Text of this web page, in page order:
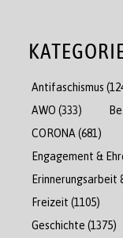
Antifaschismus
AWO (333)
CORONA (681)
Engagement &
Erinnerungsarbeit
Freizeit (1105)
Geschichte (1375)